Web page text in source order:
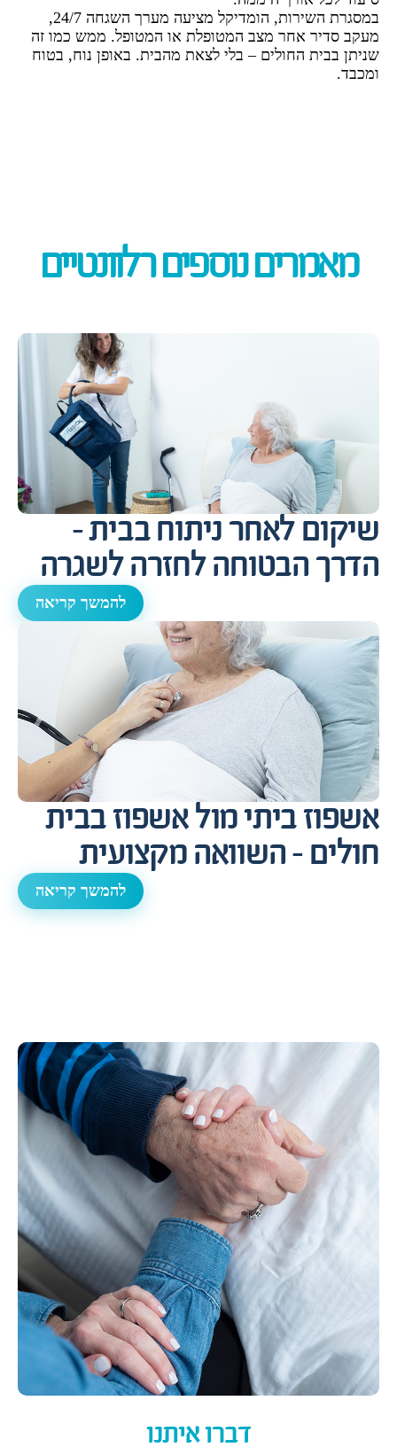
במסגרת השירות, הומדיקל מציעה מערך השגחה 24/7,
מעקב סדיר אחר מצב המטופלת או המטופל. ממש כמו זה
שניתן בבית החולים – בלי לצאת מהבית. באופן נוח, בטוח
ומכבד.
מאמרים נוספים רלוונטיים
שיקום לאחר ניתוח בבית –
הדרך הבטוחה לחזרה לשגרה
להמשך קריאה
אשפוז ביתי מול אשפוז בבית
חולים – השוואה מקצועית
להמשך קריאה
דברו איתנו